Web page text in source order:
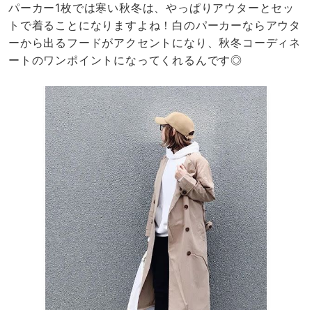
パーカー1枚では寒い秋冬は、やっぱりアウターとセッ
トで着ることになりますよね！白のパーカーならアウタ
ーから出るフードがアクセントになり、秋冬コーディネ
ートのワンポイントになってくれるんです◎